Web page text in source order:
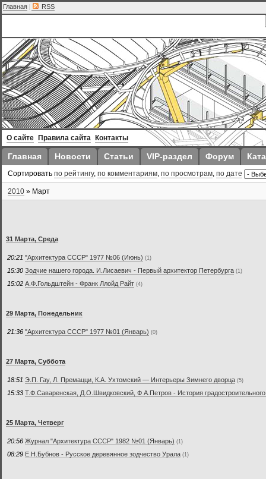
Главная | RSS
О сайте Правила сайта Контакты
Главная Новости Статьи VIP-раздел Форум
Сортировать по рейтингу, по комментариям, по просмотрам, по дате
2010 » Март
31 Марта, Среда
20:21 "Архитектура СССР" 1977 №06 (Июнь) (1)
15:30 Зодчие нашего города. И.Лисаевич - Первый архитектор Петербурга (1)
15:02 А.Ф.Гольдштейн - Франк Ллойд Райт (4)
29 Марта, Понедельник
21:36 "Архитектура СССР" 1977 №01 (Январь) (0)
27 Марта, Суббота
18:51 Э.П. Гау, Л. Премацци, К.А. Ухтомский — Интерьеры Зимнего дворца (5)
15:33 Т.Ф.Саваренская, Д.О.Швидковский, Ф А.Петров - История
25 Марта, Четверг
20:56 Журнал "Архитектура СССР" 1982 №01 (Январь) (1)
08:29 Е.Н.Бубнов - Русское деревянное зодчество Урала (1)